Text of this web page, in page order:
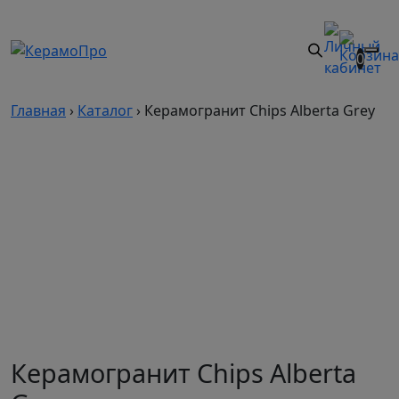
0
Главная › Каталог › Керамогранит Chips Alberta Grey
Керамогранит Chips Alberta